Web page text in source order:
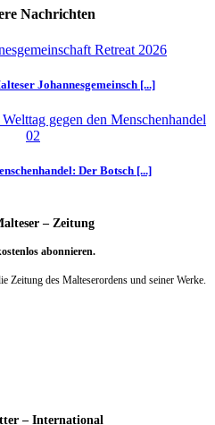
Nachrichten
Johannesgemeinsch [...]
Der Botsch [...]
– Zeitung
abonnieren.
Zeitung des Malteserordens und seiner Werke.
– International